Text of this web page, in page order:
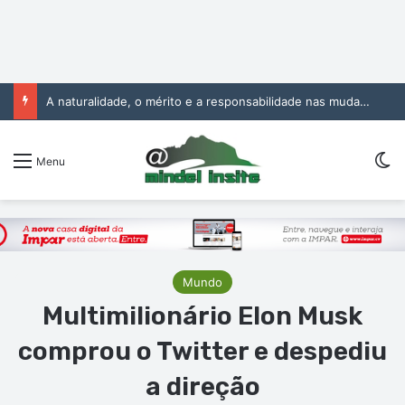
A naturalidade, o mérito e a responsabilidade nas mudanças na Administração Pública
Menu
Mundo
Multimilionário Elon Musk
comprou o Twitter e despediu
a direção